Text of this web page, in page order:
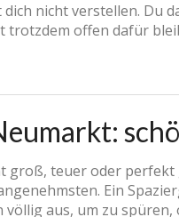
dich nicht verstellen. Du
trotzdem offen dafür
groß, teuer oder
Ein
aus, um zu spüren,